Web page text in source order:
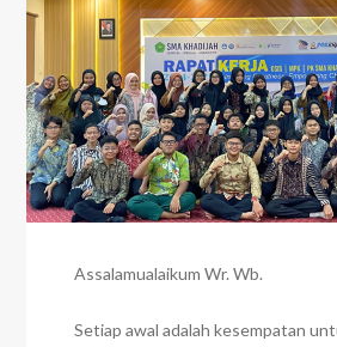
Assalamualaikum Wr. Wb.
Setiap awal adalah kesempatan